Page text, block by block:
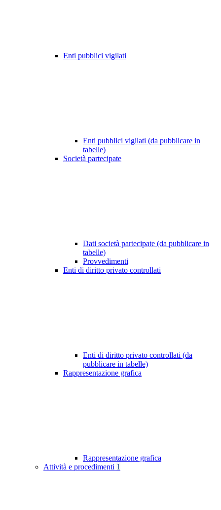
Enti pubblici vigilati
Enti pubblici vigilati (da pubblicare in
tabelle)
Società partecipate
Dati società partecipate (da pubblicare in
tabelle)
Provvedimenti
Enti di diritto privato controllati
Enti di diritto privato controllati (da
pubblicare in tabelle)
Rappresentazione grafica
Rappresentazione grafica
Attività e procedimenti 1